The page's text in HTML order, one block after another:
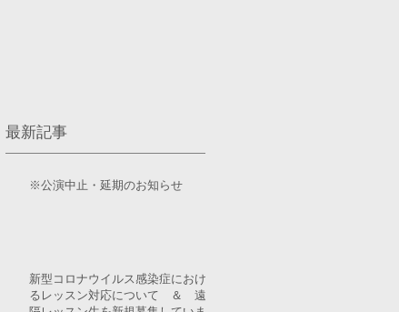
最新記事
※公演中止・延期のお知らせ
新型コロナウイルス感染症におけ
るレッスン対応について ＆ 遠